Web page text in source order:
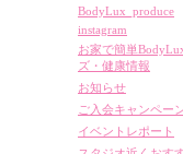
BodyLux_produce
instagram
お家で簡単
ズ・健康情報
お知らせ
ご入会キャンペー
イベントレポート